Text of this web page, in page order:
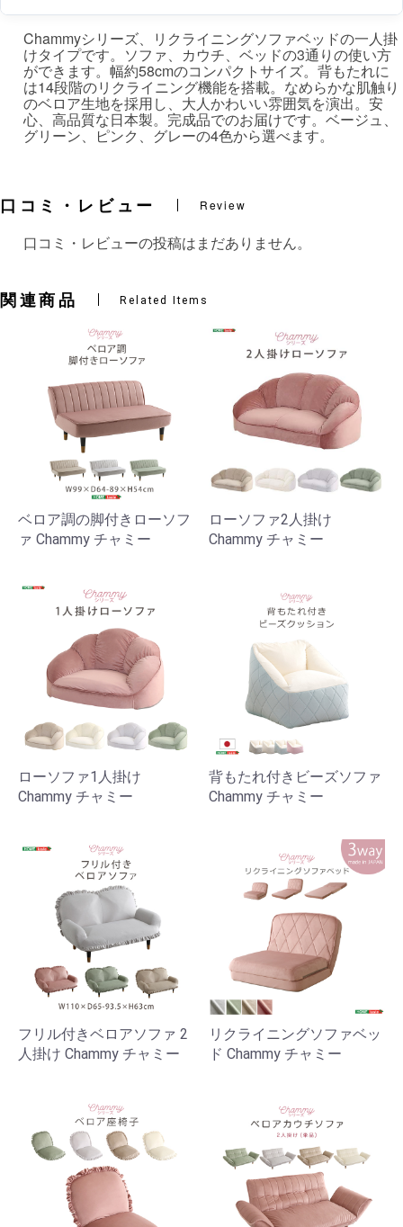
Chammyシリーズ、リクライニングソファベッドの一人掛
けタイプです。ソファ、カウチ、ベッドの3通りの使い方
ができます。幅約58cmのコンパクトサイズ。背もたれに
は14段階のリクライニング機能を搭載。なめらかな肌触り
のベロア生地を採用し、大人かわいい雰囲気を演出。安
心、高品質な日本製。完成品でのお届けです。ベージュ、
グリーン、ピンク、グレーの4色から選べます。
口コミ・レビュー Review
口コミ・レビューの投稿はまだありません。
関連商品 Related Items
ベロア調の脚付きローソフ
ァ Chammy チャミー
ローソファ2人掛け
Chammy チャミー
ローソファ1人掛け
Chammy チャミー
背もたれ付きビーズソファ
Chammy チャミー
フリル付きベロアソファ 2
人掛け Chammy チャミー
リクライニングソファベッ
ド Chammy チャミー